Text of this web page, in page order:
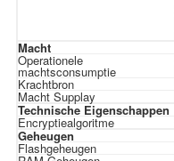
Macht
Operationele
machtsconsumptie
Krachtbron
Macht Supplay
Technische Eigenschappen
Encryptiealgoritme
Geheugen
Flashgeheugen